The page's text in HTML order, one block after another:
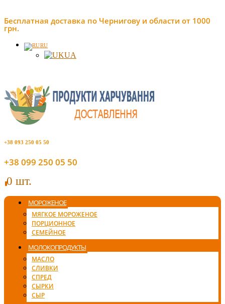
Бесплатная доставка по Чернигову и области от 1000
грн.
RU
UA
+38 093 250 05 50
+38 099 250 05 50
00 шт.
МОРОЖЕНОЕ
МЯГКОЕ МОРОЖЕНОЕ
ПОРЦИОННОЕ
СЕМЕЙНОЕ
МОЛОКОПРОДУКТЫ
МАСЛО
СЛИВКИ
СПРЕД
СЫРКИ
СЫР